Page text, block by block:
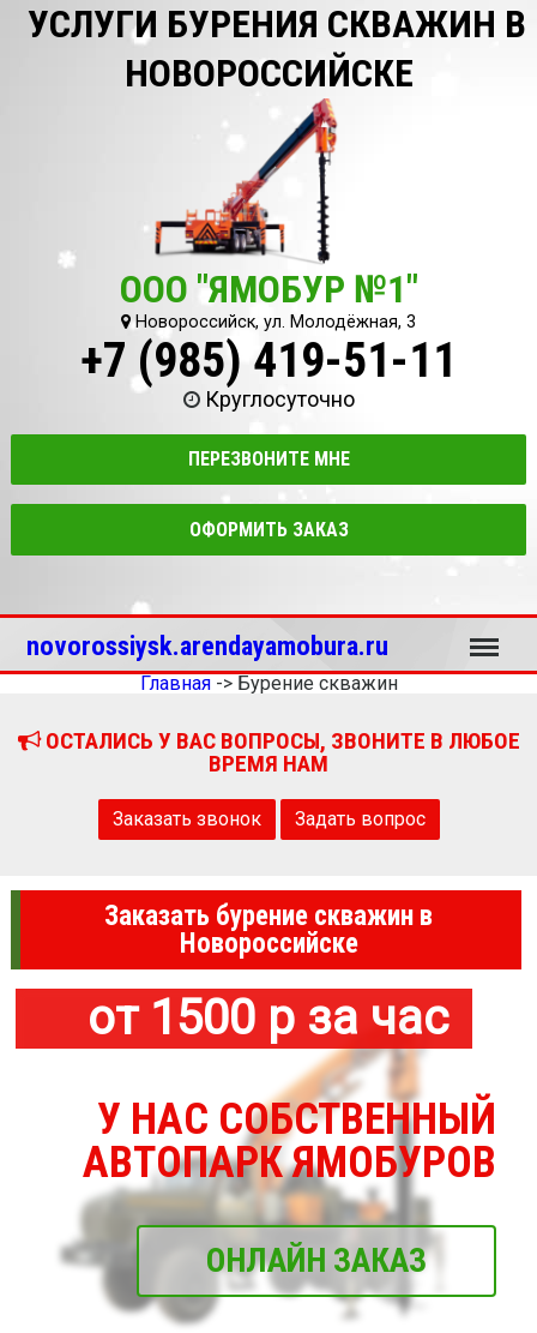
УСЛУГИ БУРЕНИЯ СКВАЖИН В
НОВОРОССИЙСКЕ
ООО "ЯМОБУР №1"
Новороссийск, ул. Молодёжная, 3
+7 (985) 419-51-11
Круглосуточно
ПЕРЕЗВОНИТЕ МНЕ
ОФОРМИТЬ ЗАКАЗ
novorossiysk.arendayamobura.ru Меню
Главная-> Бурение скважин
ОСТАЛИСЬ У ВАС ВОПРОСЫ, ЗВОНИТЕ В ЛЮБОЕ
ВРЕМЯ НАМ
Заказать звонок Задать вопрос
Заказать бурение скважин в
Новороссийске
от 1500 р за час
У НАС СОБСТВЕННЫЙ
АВТОПАРК ЯМОБУРОВ
ОНЛАЙН ЗАКАЗ